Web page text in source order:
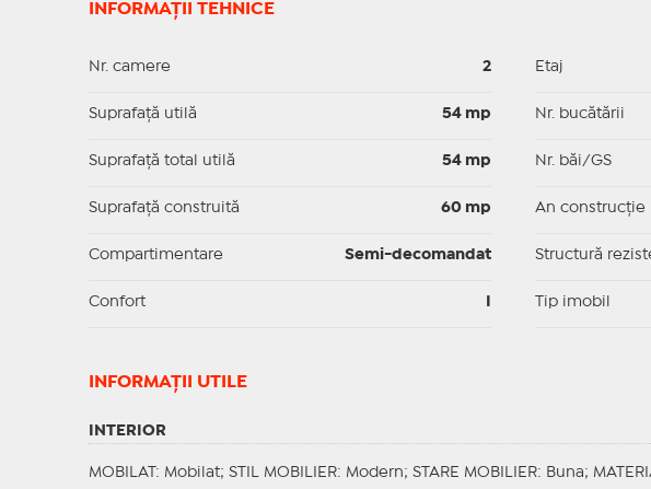
INFORMAȚII TEHNICE
Nr. camere 2
Suprafaţă utilă 54 mp
Suprafaţă total utilă 54 mp
Suprafaţă construită 60 mp
Compartimentare Semi-decomandat
Confort
Etaj
Nr. bucătării
Nr. băi/GS
An construcție
Structură
Tip imobil
INFORMAŢII UTILE
INTERIOR
MOBILAT : Mobilat; STIL MOBILIER: Modern; STARE MOBILIER: Buna;